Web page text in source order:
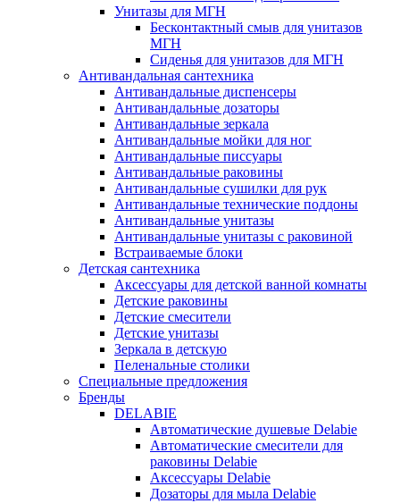
Унитазы для МГН
Бесконтактный смыв для унитазов
МГН
Сиденья для унитазов для МГН
Антивандальная сантехника
Антивандальные диспенсеры
Антивандальные дозаторы
Антивандальные зеркала
Антивандальные мойки для ног
Антивандальные писсуары
Антивандальные раковины
Антивандальные сушилки для рук
Антивандальные технические поддоны
Антивандальные унитазы
Антивандальные унитазы с раковиной
Встраиваемые блоки
Детская сантехника
Аксессуары для детской ванной комнаты
Детские раковины
Детские смесители
Детские унитазы
Зеркала в детскую
Пеленальные столики
Специальные предложения
Бренды
DELABIE
Автоматические душевые Delabie
Автоматические смесители для
раковины Delabie
Аксессуары Delabie
Дозаторы для мыла Delabie